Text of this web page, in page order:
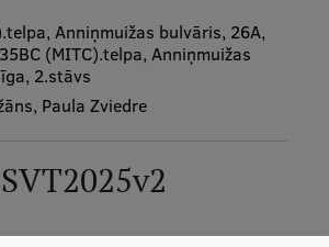
pārbaude
Anniņmuižas bulvāris, 26A,
(MITC).telpa, Anniņmuižas
2.stāvs
Paula Zviedre
SVT2025v2